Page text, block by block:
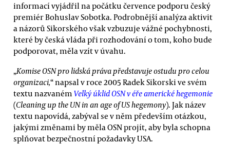
informací vyjádřil na počátku července podporu český
premiér Bohuslav Sobotka. Podrobnější analýza aktivit
a názorů Sikorského však vzbuzuje vážné pochybnosti,
které by česká vláda při rozhodování o tom, koho bude
podporovat, měla vzít v úvahu.
„Komise OSN pro lidská práva představuje ostudu pro celou
organizaci,“ napsal v roce 2005 Radek Sikorski ve svém
textu nazvaném Velký úklid OSN v éře americké hegemonie
(Cleaning up the UN in an age of US hegemony). Jak název
textu napovídá, zabýval se v něm především otázkou,
jakými změnami by měla OSN projít, aby byla schopna
splňovat bezpečnostní požadavky USA.